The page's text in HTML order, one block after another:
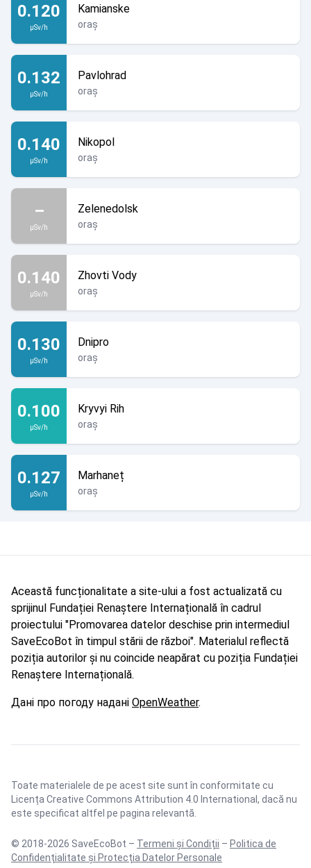
0.120
µSv/h
Kamianske
oraș
0.132
µSv/h
Pavlohrad
oraș
0.140
µSv/h
Nikopol
oraș
–
µSv/h
Zelenedolsk
oraș
0.140
µSv/h
Zhovti Vody
oraș
0.130
µSv/h
Dnipro
oraș
0.100
µSv/h
Kryvyi Rih
oraș
0.127
µSv/h
Marhaneț
oraș
Această funcționalitate a site-ului a fost actualizată cu
sprijinul Fundației Renaștere Internațională în cadrul
proiectului "Promovarea datelor deschise prin intermediul
SaveEcoBot în timpul stării de război". Materialul reflectă
poziția autorilor și nu coincide neapărat cu poziția Fundației
Renaștere Internațională.
Дані про погоду надані OpenWeather.
Toate materialele de pe acest site sunt în conformitate cu
Licența Creative Commons Attribution 4.0 International , dacă nu
este specificat altfel pe pagina relevantă.
© 2018-2026 SaveEcoBot – Termeni și Condiții – Politica de
Confidențialitate și Protecția Datelor Personale